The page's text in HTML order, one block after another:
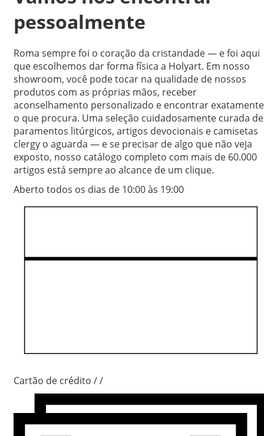
pessoalmente
Roma sempre foi o coração da cristandade — e foi aqui
que escolhemos dar forma física a Holyart. Em nosso
showroom, você pode tocar na qualidade de nossos
produtos com as próprias mãos, receber
aconselhamento personalizado e encontrar exatamente
o que procura. Uma seleção cuidadosamente curada de
paramentos litúrgicos, artigos devocionais e camisetas
clergy o aguarda — e se precisar de algo que não veja
exposto, nosso catálogo completo com mais de 60.000
artigos está sempre ao alcance de um clique.
Aberto todos os dias de 10:00 às 19:00
Cartão de crédito //